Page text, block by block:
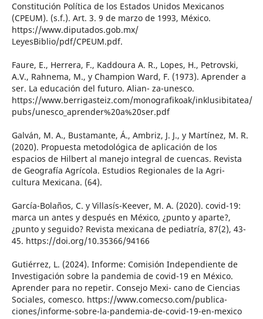
Constitución Política de los Estados Unidos Mexicanos
(CPEUM). (s.f.). Art. 3. 9 de marzo de 1993, México.
https://www.diputados.gob.mx/
LeyesBiblio/pdf/CPEUM.pdf.
Faure, E., Herrera, F., Kaddoura A. R., Lopes, H., Petrovski,
A.V., Rahnema, M., y Champion Ward, F. (1973). Aprender a
ser. La educación del futuro. Alian- za-unesco.
https://www.berrigasteiz.com/monografikoak/inklusibitatea/
pubs/unesco_aprender%20a%20ser.pdf
Galván, M. A., Bustamante, Á., Ambriz, J. J., y Martínez, M. R.
(2020). Propuesta metodológica de aplicación de los
espacios de Hilbert al manejo integral de cuencas. Revista
de Geografía Agrícola. Estudios Regionales de la Agri-
cultura Mexicana. (64).
García-Bolaños, C. y Villasís-Keever, M. A. (2020). covid-19:
marca un antes y después en México, ¿punto y aparte?,
¿punto y seguido? Revista mexicana de pediatría, 87(2), 43-
45. https://doi.org/10.35366/94166
Gutiérrez, L. (2024). Informe: Comisión Independiente de
Investigación sobre la pandemia de covid-19 en México.
Aprender para no repetir. Consejo Mexi- cano de Ciencias
Sociales, comesco. https://www.comecso.com/publica-
ciones/informe-sobre-la-pandemia-de-covid-19-en-mexico